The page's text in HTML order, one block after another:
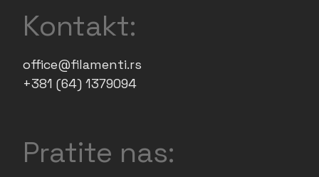
Kontakt:
office@filamenti.rs
+381 (64) 1379094
Pratite nas: